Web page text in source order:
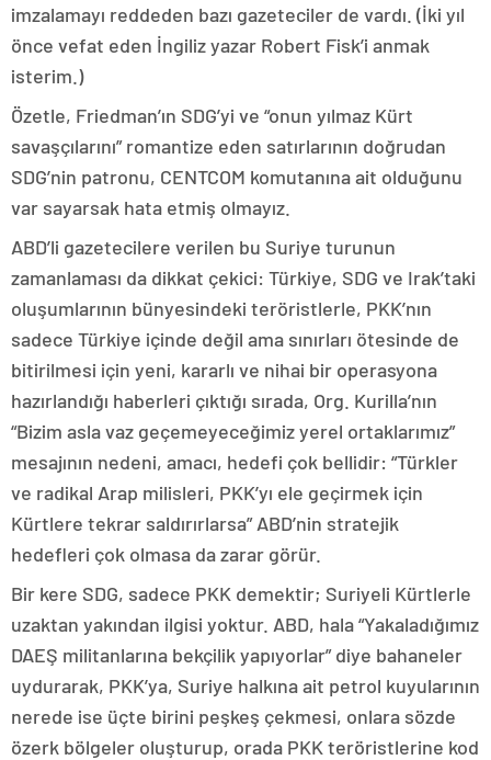
imzalamayı reddeden bazı gazeteciler de vardı. (İki yıl
önce vefat eden İngiliz yazar Robert Fisk’i anmak
isterim.)
Özetle, Friedman’ın SDG’yi ve “onun yılmaz Kürt
savaşçılarını” romantize eden satırlarının doğrudan
SDG’nin patronu, CENTCOM komutanına ait olduğunu
var sayarsak hata etmiş olmayız.
ABD’li gazetecilere verilen bu Suriye turunun
zamanlaması da dikkat çekici: Türkiye, SDG ve Irak’taki
oluşumlarının bünyesindeki teröristlerle, PKK’nın
sadece Türkiye içinde değil ama sınırları ötesinde de
bitirilmesi için yeni, kararlı ve nihai bir operasyona
hazırlandığı haberleri çıktığı sırada, Org. Kurilla’nın
“Bizim asla vaz geçemeyeceğimiz yerel ortaklarımız”
mesajının nedeni, amacı, hedefi çok bellidir: “Türkler
ve radikal Arap milisleri, PKK’yı ele geçirmek için
Kürtlere tekrar saldırırlarsa” ABD’nin stratejik
hedefleri çok olmasa da zarar görür.
Bir kere SDG, sadece PKK demektir; Suriyeli Kürtlerle
uzaktan yakından ilgisi yoktur. ABD, hala “Yakaladığımız
DAEŞ militanlarına bekçilik yapıyorlar” diye bahaneler
uydurarak, PKK’ya, Suriye halkına ait petrol kuyularının
nerede ise üçte birini peşkeş çekmesi, onlara sözde
özerk bölgeler oluşturup, orada PKK teröristlerine kod